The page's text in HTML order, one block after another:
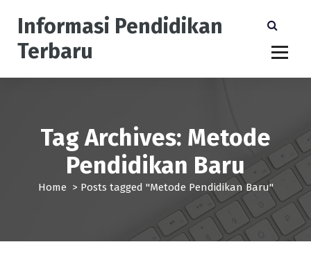
Informasi Pendidikan
Terbaru
Tag Archives: Metode
Pendidikan Baru
Home > Posts tagged "Metode Pendidikan Baru"